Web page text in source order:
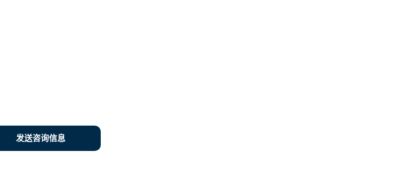
发送咨询信息